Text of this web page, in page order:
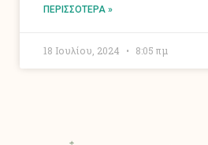
ΠΕΡΙΣΣΌΤΕΡΑ »
18 Ιουλίου, 2024 8:05 πμ